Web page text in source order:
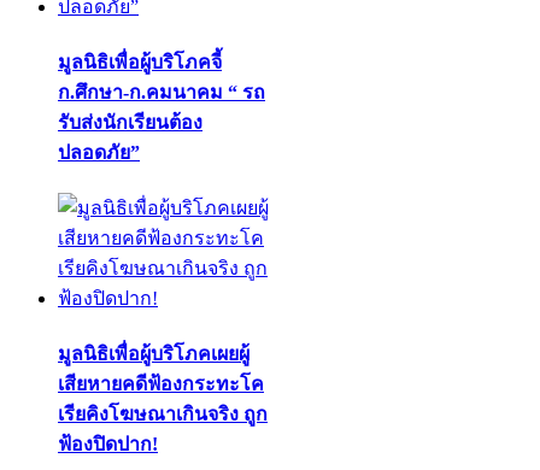
มูลนิธิเพื่อผู้บริโภคจี้
ก.ศึกษา-ก.คมนาคม “ รถ
รับส่งนักเรียนต้อง
ปลอดภัย”
มูลนิธิเพื่อผู้บริโภคเผยผู้
เสียหายคดีฟ้องกระทะโค
เรียคิงโฆษณาเกินจริง ถูก
ฟ้องปิดปาก!